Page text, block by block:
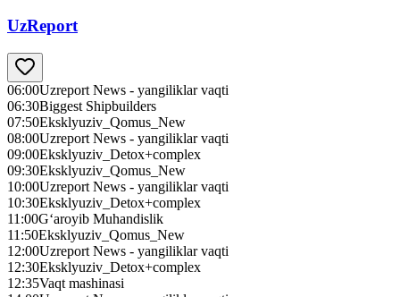
UzReport
06:00Uzreport News - yangiliklar vaqti
06:30Biggest Shipbuilders
07:50Eksklyuziv_Qomus_New
08:00Uzreport News - yangiliklar vaqti
09:00Eksklyuziv_Detox+complex
09:30Eksklyuziv_Qomus_New
10:00Uzreport News - yangiliklar vaqti
10:30Eksklyuziv_Detox+complex
11:00G‘aroyib Muhandislik
11:50Eksklyuziv_Qomus_New
12:00Uzreport News - yangiliklar vaqti
12:30Eksklyuziv_Detox+complex
12:35Vaqt mashinasi